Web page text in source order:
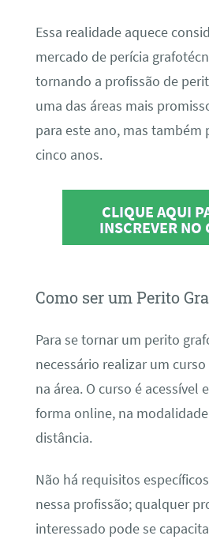
Essa realidade aquece
mercado de perícia
tornando a profissão de
uma das áreas mais
para este ano, mas também
cinco anos.
CLIQUE AQUI
INSCREVER NO
Como ser um Perito
Para se tornar um perito
necessário realizar um
na área. O curso é acessível
forma online, na
distância.
Não há requisitos
nessa profissão; qualquer
interessado pode se